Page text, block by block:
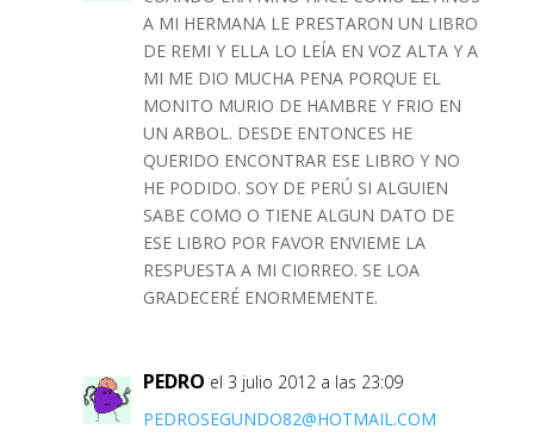
A MI HERMANA LE PRESTARON UN LIBRO
DE REMI Y ELLA LO LEÍA EN VOZ ALTA Y A
MI ME DIO MUCHA PENA PORQUE EL
MONITO MURIO DE HAMBRE Y FRIO EN
UN ARBOL. DESDE ENTONCES HE
QUERIDO ENCONTRAR ESE LIBRO Y NO
HE PODIDO. SOY DE PERÚ SI ALGUIEN
SABE COMO O TIENE ALGUN DATO DE
ESE LIBRO POR FAVOR ENVIEME LA
RESPUESTA A MI CIORREO. SE LOA
GRADECERÉ ENORMEMENTE.
PEDRO el 3 julio 2012 a las 23:09
PEDROSEGUNDO82@HOTMAIL.COM